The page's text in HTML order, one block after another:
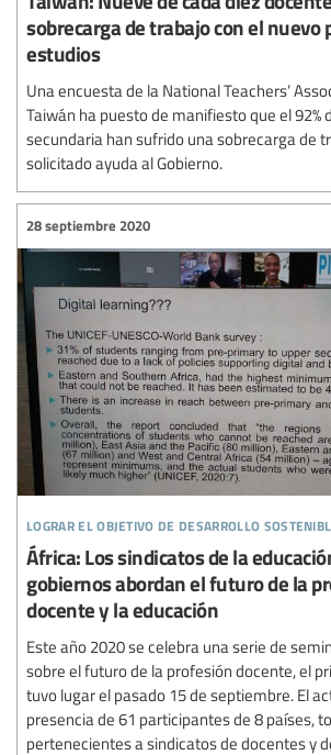
sobrecarga de trabajo con el nuevo
estudios
Una encuesta de la National Teachers’
Taiwán ha puesto de manifiesto que el 92%
secundaria han sufrido una sobrecarga de
solicitado ayuda al Gobierno.
lograr el objetivo de desarrollo
28 septiembre 2020
África: Los sindicatos de la
gobiernos abordan el futuro de la
docente y la educación
Este año 2020 se celebra una serie de
sobre el futuro de la profesión docente, el
tuvo lugar el pasado 15 de septiembre. El
presencia de 61 participantes de 8 países,
pertenecientes a sindicatos de docentes y